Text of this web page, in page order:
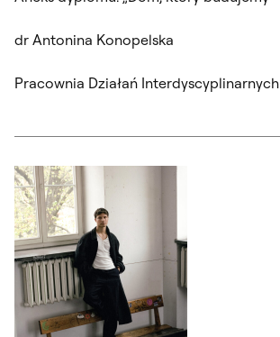
dr Antonina Konopelska
Pracownia Działań Interdyscyplinarnych